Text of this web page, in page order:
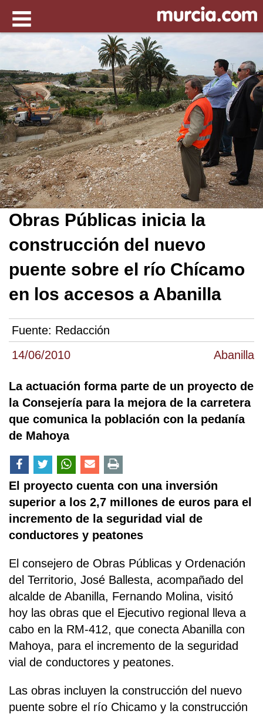
14/06/2010 Abanilla
Obras Públicas inicia la
construcción del nuevo
puente sobre el río Chícamo
en los accesos a Abanilla
Fuente: Redacción
La actuación forma parte de un proyecto de
la Consejería para la mejora de la carretera
que comunica la población con la pedanía
de Mahoya
El proyecto cuenta con una inversión
superior a los 2,7 millones de euros para el
incremento de la seguridad vial de
conductores y peatones
El consejero de Obras Públicas y Ordenación
del Territorio, José Ballesta, acompañado del
alcalde de Abanilla, Fernando Molina, visitó
hoy las obras que el Ejecutivo regional lleva a
cabo en la RM-412, que conecta Abanilla con
Mahoya, para el incremento de la seguridad
vial de conductores y peatones.
Las obras incluyen la construcción del nuevo
puente sobre el río Chicamo y la construcción